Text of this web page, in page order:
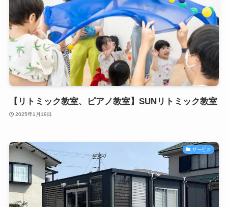
【リトミック教室、ピアノ教室】SUNリトミック教室
2025年1月19日
サービス